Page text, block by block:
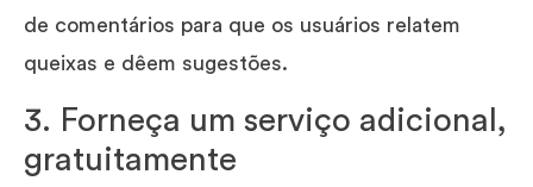
de comentários para que os usuários relatem
queixas e dêem sugestões.
3. Forneça um serviço adicional,
gratuitamente